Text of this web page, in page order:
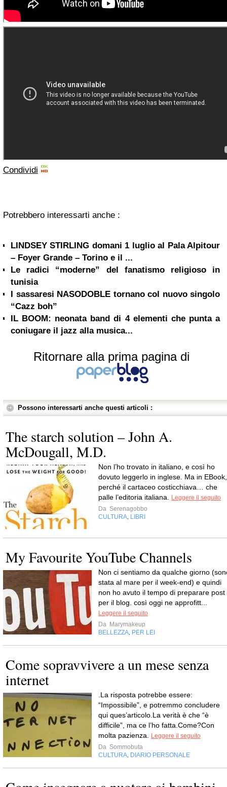
Condividi
Potrebbero interessarti anche :
LINDSEY STIRLING domani 1 luglio al Pala Alpitour
– Foyer Grande – Torino e il ...
Le radici “moderne” del fanatismo religioso in
tunisia
I sassaresi NASODOBLE tornano col nuovo singolo
“Cazz boh”
IL BOOM: neonata band di 4 elementi che punta a
coniugare il jazz alla musica...
Ritornare alla prima pagina di
Possono interessarti anche questi articoli :
The starch solution – John A.
McDougall, M.D.
Non l’ho trovato in italiano, e così ho
dovuto leggerlo in inglese. Ma in EBook,
perché il cartaceo costicchiava… che
palle l’editoria italiana.
Leggere il seguito
Da Serenagobbo
CULTURA LIBRI
My Favourite YouTube Channels
Non ci sentiamo da qualche giorno
stata al mare per il week-end) e quindi
non ho avuto il tempo di preparare post
per il blog. così oggi ne approfitt...
Leggere il seguito
Da Marymakeup
BELLEZZA PER LEI
Come sopravvivere a un mese senza
internet
.La risposta potrebbe essere:
“Impossibile”, e potremmo concludere
qui ques’articolo.La verità è che “è
difficile”, ma ce l’ho fatta.Come?Con
molta pazienza.
Leggere il seguito
Da Sommobuta
CULTURA DIARIO PERSONALE